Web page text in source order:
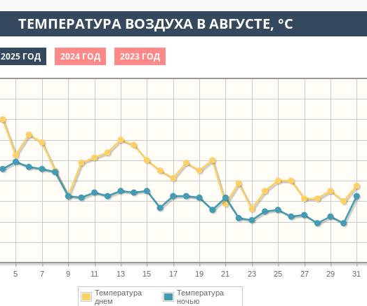
ТЕМПЕРАТУРА ВОЗДУХА В АВГУСТЕ, °C
2025 ГОД 2024 ГОД 2023 ГОД
5 7 9 11 13 15 17 19 21 23 25 27 29 31
Температура
днем
Температура
ночью